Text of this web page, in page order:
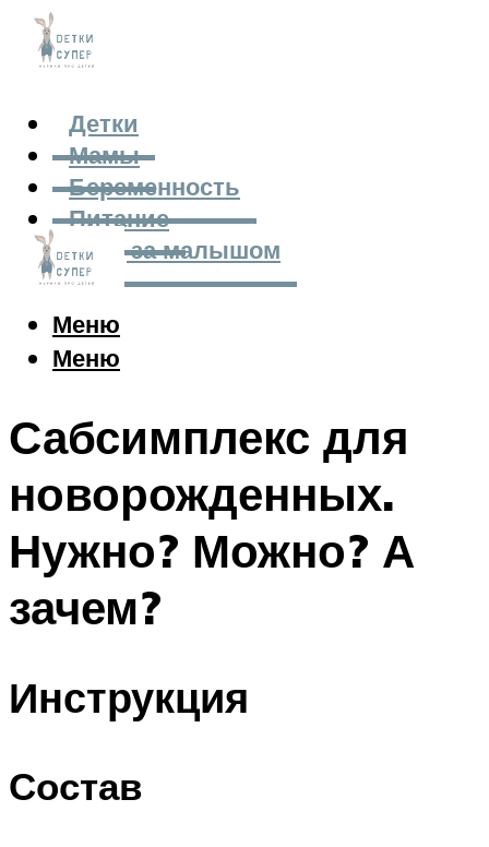
Детки
Мамы
Беременность
Питание
Уход за малышом
Меню
Меню
Сабсимплекс для
новорожденных.
Нужно? Можно? А
зачем?
Инструкция
Состав